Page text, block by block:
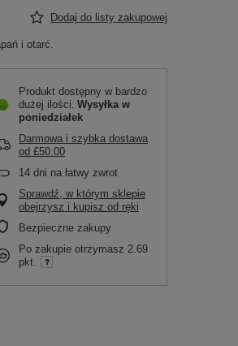
Dodaj do listy zakupowej
i otarć.
Produkt dostępny w bardzo
dużej ilości Wysyłka w
poniedziałek
Darmowa i szybka dostawa
od £50.00
14 dni na łatwy zwrot
Sprawdź, w którym sklepie
obejrzysz i kupisz od ręki
Bezpieczne zakupy
Po zakupie otrzymasz 2.69
pkt.